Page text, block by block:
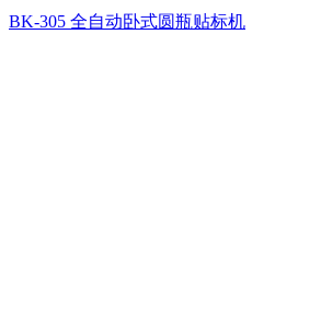
BK-305 全自动卧式圆瓶贴标机